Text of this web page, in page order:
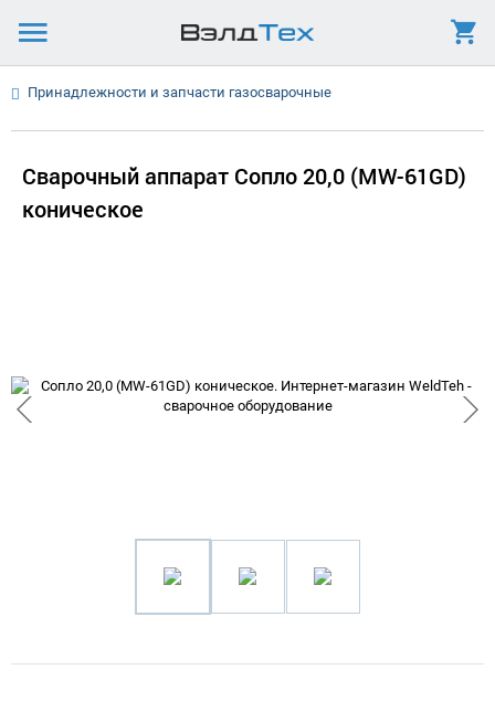
Принадлежности и запчасти газосварочные
Сварочный аппарат Сопло 20,0 (МW-61GD)
коническое